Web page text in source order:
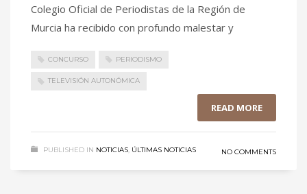
Colegio Oficial de Periodistas de la Región de
Murcia ha recibido con profundo malestar y
CONCURSO PERIODISMO
TELEVISIÓN AUTONÓMICA
READ MORE
PUBLISHED IN NOTICIAS, ÚLTIMAS NOTICIAS NO COMMENTS